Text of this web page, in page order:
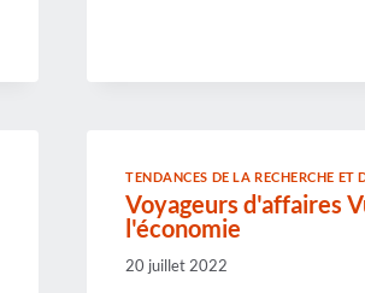
D'AFFAIRES
TENDANCES DE LA RECHERCHE ET
Voyageurs d'affaires
l'économie
20 juillet 2022